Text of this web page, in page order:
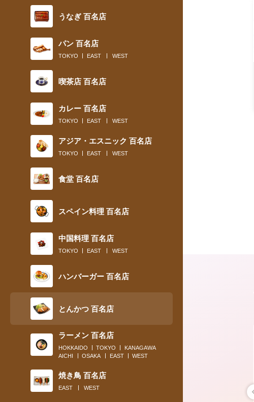
うなぎ 百名店
パン 百名店
TOKYO EAST WEST
喫茶店 百名店
カレー 百名店
TOKYO EAST WEST
アジア・エスニック 百名店
TOKYO EAST WEST
食堂 百名店
スペイン料理 百名店
中国料理 百名店
TOKYO EAST WEST
ハンバーガー 百名店
とんかつ 百名店
ラーメン 百名店
HOKKAIDO TOKYO
KANAGAWA
AICHI
OSAKA EAST WEST
焼き鳥 百名店
EAST WEST
2019.11.28
〈食通の昼メシ〉食べログフォロワー数No.1の食通